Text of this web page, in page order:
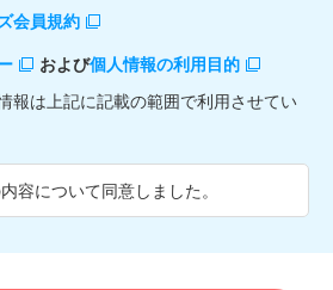
会員規約
および個人情報の利用目的
報は上記に記載の範囲で利用させてい
容について同意しました。